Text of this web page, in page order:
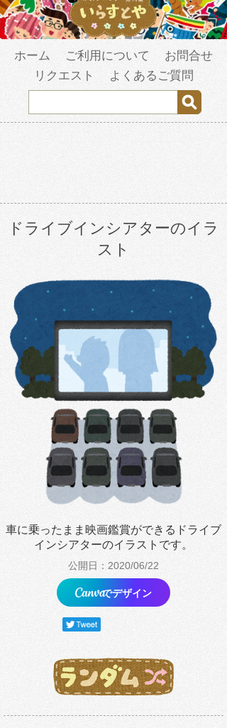
ホーム ご利用について
お問合せ
リクエスト
よくあるご質問
ドライブインシアターのイラ
スト
車に乗ったまま映画鑑賞ができるドライブ
インシアターのイラストです。
公開日：2020/06/22
でデザイン